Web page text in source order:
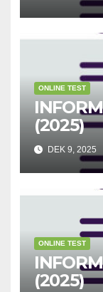
ONLINE TEST
(2025)
DEK 9, 2025
ONLINE TEST
(2025)